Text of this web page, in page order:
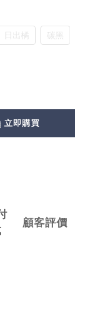
日出橘 碳黑
立即購買
顧客評價